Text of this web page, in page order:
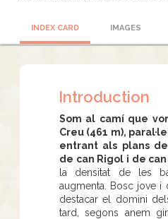
INDEX CARD IMAGES
Introduction
Som al camí que
Creu (461 m),
entrant als plans
de can Rigol i de
la densitat de les
augmenta. Bosc jove i
destacar el domini
tard, segons anem